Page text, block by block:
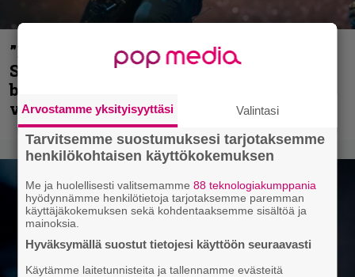
”He ovat tuoneet soittoon jotain uutta” –
Sepulturan Andreas Kisser nimeää
bändin, jonka riffit ovat tehneet
vaikutuksen
Arvostamme yksityisyyttäsi Valintasi
Tarvitsemme suostumuksesi tarjotaksemme
henkilökohtaisen käyttökokemuksen
Me ja huolellisesti valitsemamme88 teknologiakumppania
hyödynnämme henkilötietoja tarjotaksemme paremman
käyttäjäkokemuksen sekä kohdentaaksemme sisältöä ja
mainoksia.
Hyväksymällä suostut tietojesi käyttöön seuraavasti
Käytämme laitetunnisteita ja tallennamme evästeitä